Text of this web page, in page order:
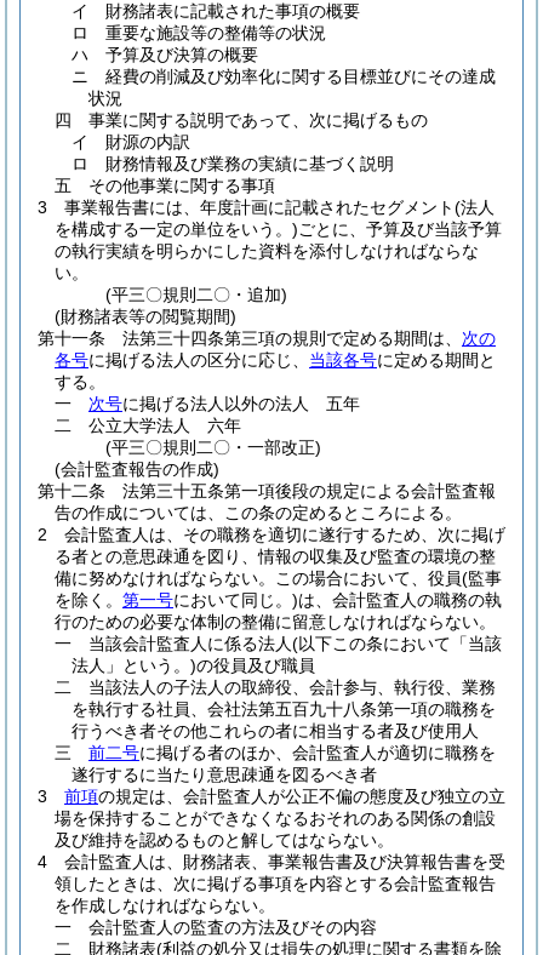
イ
財務諸表に記載された事項の概要
ロ
重要な施設等の整備等の状況
ハ
予算及び決算の概要
ニ
経費の削減及び効率化に関する目標並びにその達成
状況
四
事業に関する説明であって、次に掲げるもの
イ
財源の内訳
ロ
財務情報及び業務の実績に基づく説明
五
その他事業に関する事項
3
事業報告書には、年度計画に記載されたセグメント(法人
を構成する一定の単位をいう。)ごとに、予算及び当該予算
の執行実績を明らかにした資料を添付しなければならな
い。
(平三〇規則二〇・追加)
(財務諸表等の閲覧期間)
第十一条
法第三十四条第三項の規則で定める期間は、 次の
各号に掲げる法人の区分に応じ、 当該各号に定める期間と
する。
一
次号に掲げる法人以外の法人 五年
二
公立大学法人 六年
(平三〇規則二〇・一部改正)
(会計監査報告の作成)
第十二条
法第三十五条第一項後段の規定による会計監査報
告の作成については、この条の定めるところによる。
2
会計監査人は、その職務を適切に遂行するため、次に掲げ
る者との意思疎通を図り、情報の収集及び監査の環境の整
備に努めなければならない。
この場合において、役員(監事
を除く。 第一号において同じ。)は、会計監査人の職務の執
行のための必要な体制の整備に留意しなければならない。
一
当該会計監査人に係る法人(以下この条において「当該
法人」という。)の役員及び職員
二
当該法人の子法人の取締役、会計参与、執行役、業務
を執行する社員、会社法第五百九十八条第一項の職務を
行うべき者その他これらの者に相当する者及び使用人
三
前二号に掲げる者のほか、会計監査人が適切に職務を
遂行するに当たり意思疎通を図るべき者
3
前項の規定は、会計監査人が公正不偏の態度及び独立の立
場を保持することができなくなるおそれのある関係の創設
及び維持を認めるものと解してはならない。
4
会計監査人は、財務諸表、事業報告書及び決算報告書を受
領したときは、次に掲げる事項を内容とする会計監査報告
を作成しなければならない。
一
会計監査人の監査の方法及びその内容
二
財務諸表(利益の処分又は損失の処理に関する書類を除